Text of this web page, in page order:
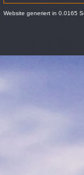
Website generiert in 0.0165